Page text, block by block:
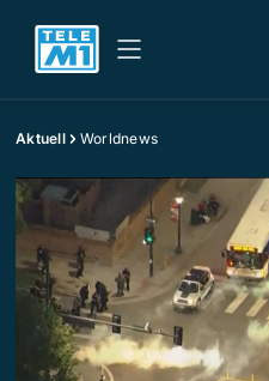
Aktuell Worldnews